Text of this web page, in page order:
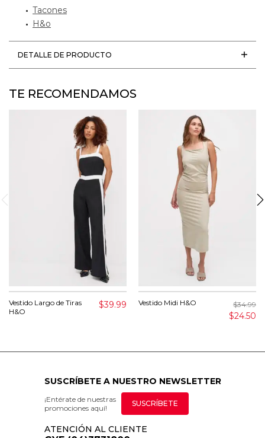
Tacones
H&o
DETALLE DE PRODUCTO
TE RECOMENDAMOS
Vestido Largo de Tiras
H&O
$39.99 Vestido Midi H&O $34.99
$24.50
SUSCRÍBETE A NUESTRO NEWSLETTER
¡Entérate de nuestras
promociones aquí!
SUSCRÍBETE
ATENCIÓN AL CLIENTE